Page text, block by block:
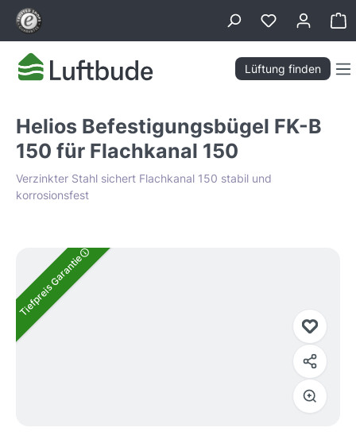
springen
Lüftung finden
Helios Befestigungsbügel FK-B
150 für Flachkanal 150
Verzinkter Stahl sichert Flachkanal 150 stabil und
korrosionsfest
Bildergalerie überspringen
Tiefpreis Garantie